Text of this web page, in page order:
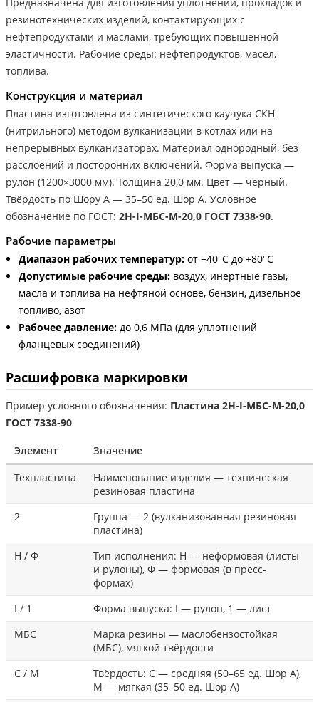
резинотехнических изделий, контактирующих с
нефтепродуктами и маслами, требующих повышенной
эластичности. Рабочие среды: нефтепродуктов, масел,
топлива.
Конструкция и материал
Пластина изготовлена из синтетического каучука СКН
(нитрильного) методом вулканизации в котлах или на
непрерывных вулканизаторах. Материал однородный, без
расслоений и посторонних включений. Форма выпуска —
рулон (1200×3000 мм). Толщина 20,0 мм. Цвет — чёрный.
Твёрдость по Шору А — 35–50 ед. Шор А. Условное
обозначение по ГОСТ: 2Н-I-МБС-М-20,0 ГОСТ 7338-90.
Рабочие параметры
Диапазон рабочих температур: от −40°С до +80°С
Допустимые рабочие среды: воздух, инертные газы,
масла и топлива на нефтяной основе, бензин, дизельное
топливо, азот
Рабочее давление: до 0,6 МПа (для уплотнений
фланцевых соединений)
Расшифровка маркировки
Пример условного обозначения: Пластина 2Н-I-МБС-М-20,0
ГОСТ 7338-90
Элемент
Значение
Техпластина
Наименование изделия — техническая
резиновая пластина
2
Группа — 2 (вулканизованная резиновая
пластина)
Н / Ф
Тип исполнения: Н — неформовая (листы
и рулоны), Ф — формовая (в пресс-
формах)
I / 1
Форма выпуска: I — рулон, 1 — лист
МБС
Марка резины — маслобензостойкая
(МБС), мягкой твёрдости
С / М
Твёрдость: С — средняя (50–65 ед. Шор А),
М — мягкая (35–50 ед. Шор А)